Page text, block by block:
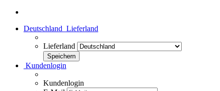
Deutschland Lieferland
Lieferland
Kundenlogin
Kundenlogin